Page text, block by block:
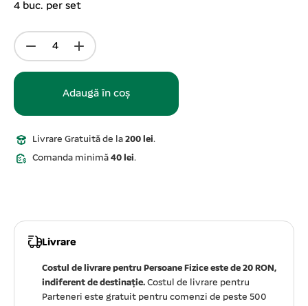
4 buc. per set
Adaugă în coș
Livrare Gratuită de la 200 lei.
Comanda minimă 40 lei.
Livrare
Costul de livrare pentru Persoane Fizice este de 20 RON,
indiferent de destinație. Costul de livrare pentru
Parteneri este gratuit pentru comenzi de peste 500